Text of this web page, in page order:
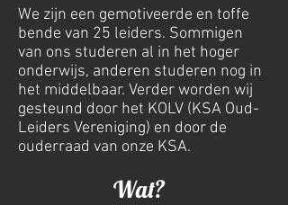
We zijn een gemotiveerde en toffe
bende van 25 leiders. Sommigen
van ons studeren al in het hoger
onderwijs, anderen studeren nog in
het middelbaar. Verder worden wij
gesteund door het KOLV (KSA Oud-
Leiders Vereniging) en door de
ouderraad van onze KSA.
Wat?